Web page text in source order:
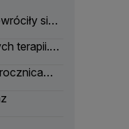
się
terapii.